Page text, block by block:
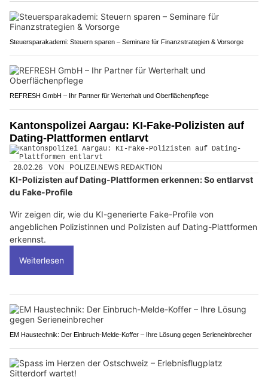
Steuersparakademi: Steuern sparen – Seminare für Finanzstrategien & Vorsorge
REFRESH GmbH – Ihr Partner für Werterhalt und Oberflächenpflege
Kantonspolizei Aargau: KI-Fake-Polizisten auf
Dating-Plattformen entlarvt
28.02.26 VON POLIZEI.NEWS REDAKTION
KI-Polizisten auf Dating-Plattformen erkennen: So entlarvst
du Fake-Profile
Wir zeigen dir, wie du KI-generierte Fake-Profile von
angeblichen Polizistinnen und Polizisten auf Dating-Plattformen
erkennst.
Weiterlesen
EM Haustechnik: Der Einbruch-Melde-Koffer – Ihre Lösung gegen Serieneinbrecher